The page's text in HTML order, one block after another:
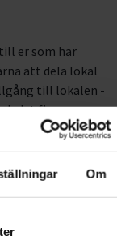
Om
er som har
att dela lokal
till lokalen -
det finns en
i varje rum